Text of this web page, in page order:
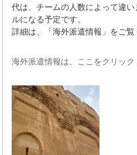
代は、チームの人数によって違
ルになる予定です。
詳細は、「海外派遣情報」をご覧
海外派遣情報は、ここをクリック